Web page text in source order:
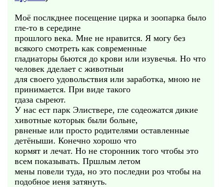
Моё послкднее посещение цирка и зоопарка было
гле-то в середине
прошлого века. Мне не нравится. Я могу без
всякого смотреть как современные
гладиаторы бьются до крови или изувечья. Но что
человек дделает с животныи
для своего удовольствия или заработка, мною не
принимается. При виде такого
гдаза сыреют.
У нас ест парк Элиствере, гле содеожатся дикие
хивотные которык были больне,
рвненые или просто родителями оставленные
детёныши. Конечно хорошо что
кормят и лечат. Но не сторонник того чтобы это
всем показывать. Пршлым летом
мены повели туда, но это последни роз чтобы на
подобное иеня затянуть.